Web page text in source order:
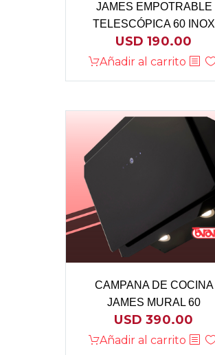
JAMES EMPOTRABLE
TELESCÓPICA 60 INOX
USD190.00
Añadir al carrito
CAMPANA DE COCINA
JAMES MURAL 60
USD390.00
Añadir al carrito